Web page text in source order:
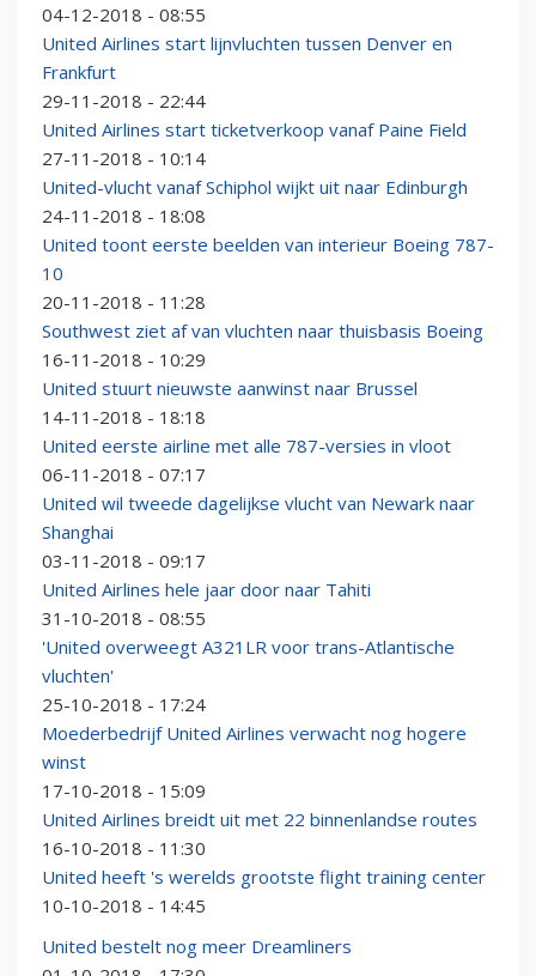
04-12-2018 - 08:55
United Airlines start lijnvluchten tussen Denver en
Frankfurt
29-11-2018 - 22:44
United Airlines start ticketverkoop vanaf Paine Field
27-11-2018 - 10:14
United-vlucht vanaf Schiphol wijkt uit naar Edinburgh
24-11-2018 - 18:08
United toont eerste beelden van interieur Boeing 787-
10
20-11-2018 - 11:28
Southwest ziet af van vluchten naar thuisbasis Boeing
16-11-2018 - 10:29
United stuurt nieuwste aanwinst naar Brussel
14-11-2018 - 18:18
United eerste airline met alle 787-versies in vloot
06-11-2018 - 07:17
United wil tweede dagelijkse vlucht van Newark naar
Shanghai
03-11-2018 - 09:17
United Airlines hele jaar door naar Tahiti
31-10-2018 - 08:55
'United overweegt A321LR voor trans-Atlantische
vluchten'
25-10-2018 - 17:24
Moederbedrijf United Airlines verwacht nog hogere
winst
17-10-2018 - 15:09
United Airlines breidt uit met 22 binnenlandse routes
16-10-2018 - 11:30
United heeft 's werelds grootste flight training center
10-10-2018 - 14:45
United bestelt nog meer Dreamliners